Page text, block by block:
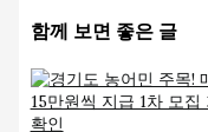
함께 보면 좋은 글